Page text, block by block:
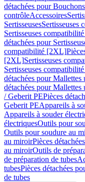
détachées pour
contrôleAccessoires
SertisseusesSertisseuses
Sertisseuses
détachées pour
compatibilité [2XL]
[2XL]Sertisseuses
Sertisseuses
détachées pour Mallettes
détachées pour Mallettes
/ Geberit PEPièces
Geberit PEAppareils à
Appareils à souder
électriquesOutils pour
Outils pour soudure au
au miroirPièces
au miroirOutils de
de préparation de tubes
tubesPièces détachées
de tubes